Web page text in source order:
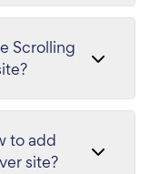
Scrolling
to add
site?